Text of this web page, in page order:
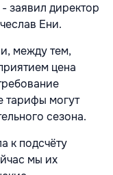
заявил директор
Ени.
между тем,
цена
тарифы могут
сезона.
к подсчёту
мы их